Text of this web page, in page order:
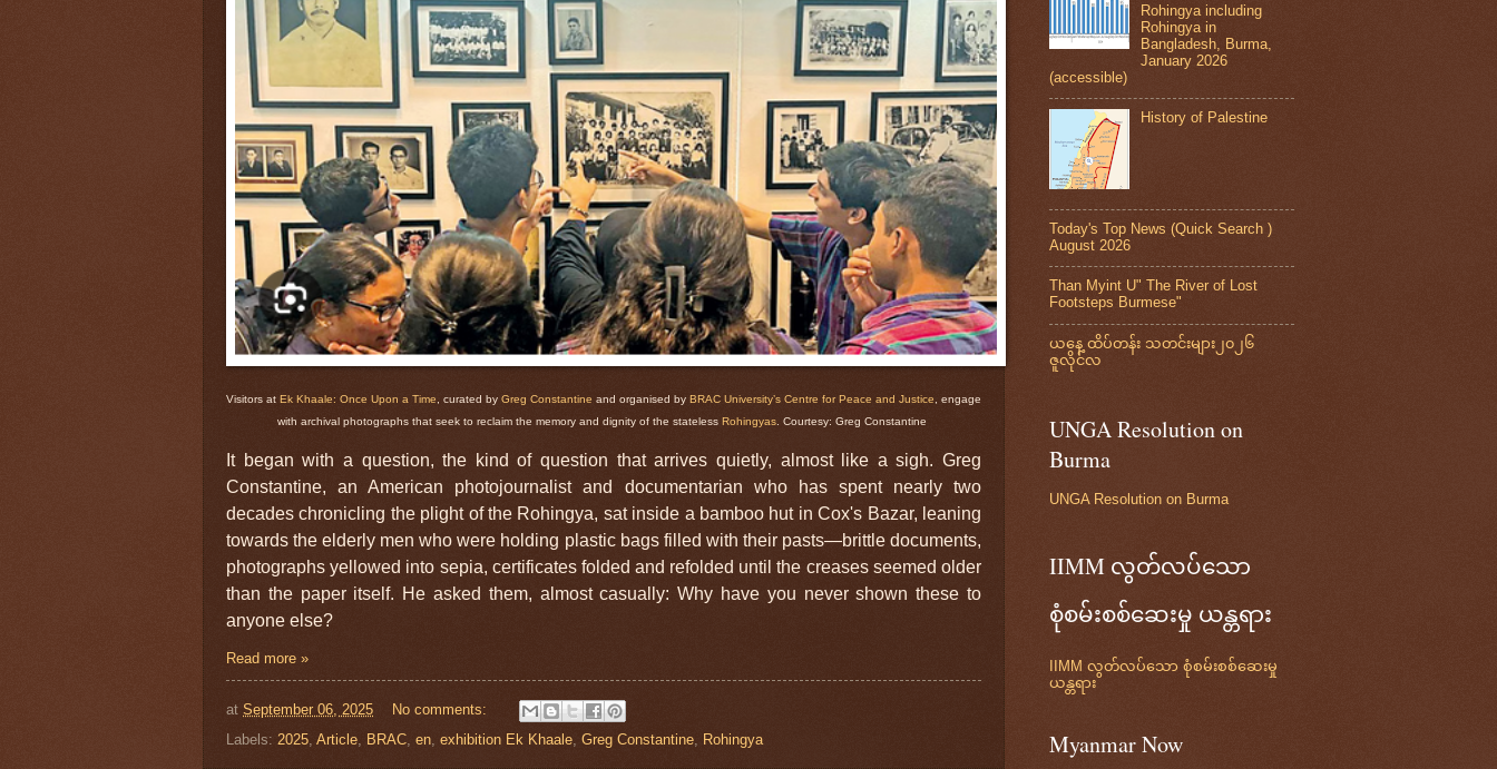
Visitors at Ek Khaale: Once Upon a Time , curated by Greg Constantine and organised by BRAC University’s Centre for Peace and Justice , engage
with archival photographs that seek to reclaim the memory and dignity of the stateless Rohingyas . Courtesy: Greg Constantine
It began with a question, the kind of question that arrives quietly, almost like a sigh. Greg
Constantine, an American photojournalist and documentarian who has spent nearly two
decades chronicling the plight of the Rohingya, sat inside a bamboo hut in Cox's Bazar, leaning
towards the elderly men who were holding plastic bags filled with their pasts—brittle documents,
photographs yellowed into sepia, certificates folded and refolded until the creases seemed older
than the paper itself. He asked them, almost casually: Why have you never shown these to
anyone else?
Read more »
at September 06, 2025
No comments:
Labels: 2025 Article BRAC en exhibition Ek Khaale Greg Constantine Rohingya
Rohingya including
Rohingya in
Bangladesh, Burma,
January 2026
(accessible)
History of Palestine
Today's Top News (Quick Search )
August 2026
Than Myint U" The River of Lost
Footsteps Burmese"
ယနေ့ ထိပ်တန်း သတင်းများ၂၀၂၆
ဇူလိုင်လ
UNGA Resolution on
Burma
UNGA Resolution on Burma
IIMM လွတ်လပ်သော
စုံစမ်းစစ်ဆေးမှု ယန္တရား
IIMM လွတ်လပ်သော စုံစမ်းစစ်ဆေးမှု
ယန္တရား
Myanmar Now